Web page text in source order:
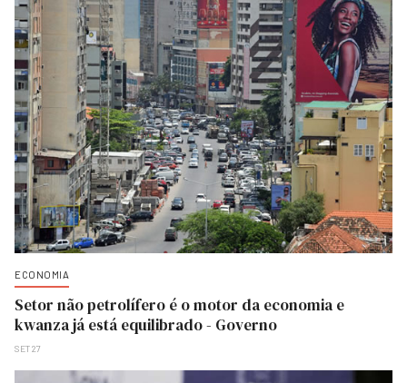
ECONOMIA
Setor não petrolífero é o motor da economia e
kwanza já está equilibrado - Governo
SET 27